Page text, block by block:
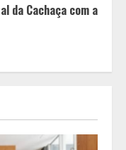
investimentos no
Savassi
embaralha
proporcionais